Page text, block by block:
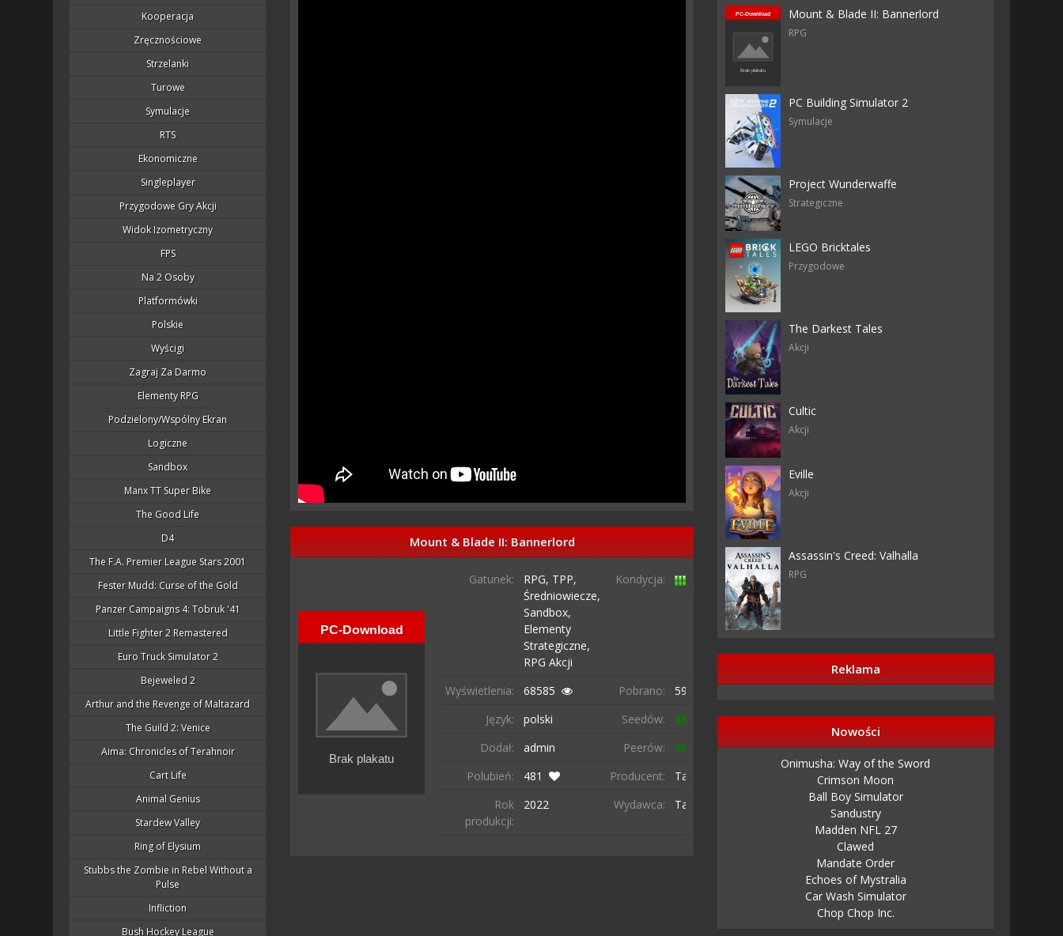
Kooperacja
Zręcznościowe
Strzelanki
Turowe
Symulacje
RTS
Ekonomiczne
Singleplayer
Przygodowe Gry Akcji
Widok Izometryczny
FPS
Na 2 Osoby
Platformówki
Polskie
Wyścigi
Zagraj Za Darmo
Elementy RPG
Podzielony/wspólny Ekran
Logiczne
Sandbox
Manx TT Super Bike
The Good Life
D4
The F.A. Premier League Stars 2001
Fester Mudd: Curse of the Gold
Panzer Campaigns 4: Tobruk '41
Little Fighter 2 Remastered
Euro Truck Simulator 2
Bejeweled 2
Arthur and the Revenge of Maltazard
The Guild 2: Venice
Aima: Chronicles of Terahnoir
Cart Life
Animal Genius
Stardew Valley
Ring of Elysium
Stubbs the Zombie in Rebel Without a
Pulse
Infliction
Bush Hockey League
Mount & Blade II: Bannerlord
Gatunek: RPG, TPP,
Średniowiecze,
Sandbox,
Elementy
Strategiczne,
RPG Akcji
Kondycja:
Wyświetlenia: 68585 Pobrano:
5960 razy
Język:
polski Seedów:
887
Dodał:
admin Peerów:
99
Polubień:
481 Producent:
TaleWorlds
Rok
produkcji:
2022 Wydawca: TaleWorlds
Mount & Blade II: Bannerlord
RPG
PC Building Simulator 2
Symulacje
Project Wunderwaffe
Strategiczne
LEGO Bricktales
Przygodowe
The Darkest Tales
Akcji
Cultic
Akcji
Eville
Akcji
Assassin's Creed: Valhalla
RPG
Reklama
Nowości
Onimusha: Way of the Sword
Crimson Moon
Ball Boy Simulator
Sandustry
Madden NFL 27
Clawed
Mandate Order
Echoes of Mystralia
Car Wash Simulator
Chop Chop Inc.